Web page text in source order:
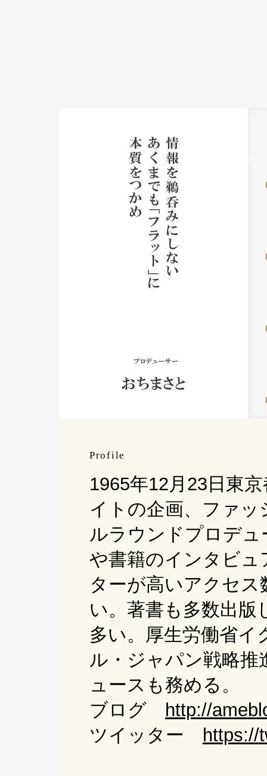
Profile
1965年12月23日東
イトの企画、ファ
ルラウンドプロデ
や書籍のインタビ
ターが高いアクセ
い。著書も多数出版
多い。厚生労働省イ
ル・ジャパン戦略
ュースも務める。
ブログ
http://
ツイッター
https://